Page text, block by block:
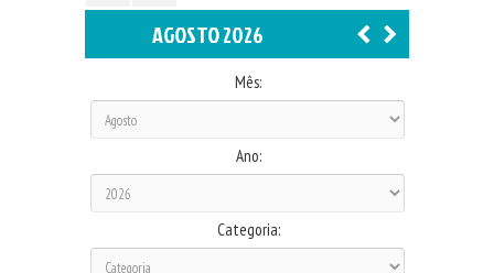
AGOSTO 2026
Mês:
Ano:
Categoria: